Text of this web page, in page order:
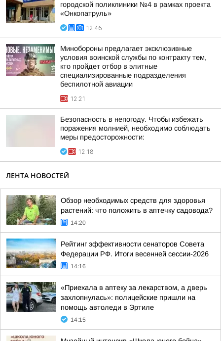
городской поликлиники №4 в рамках проекта
«Онкопатруль»
12:46
Минобороны предлагает эксклюзивные
условия воинской службы по контракту тем,
кто пройдет отбор в элитные
специализированные подразделения
беспилотной авиации
12:21
Безопасность в непогоду. Чтобы избежать
поражения молнией, необходимо соблюдать
меры предосторожности:
12:18
ЛЕНТА НОВОСТЕЙ
Обзор необходимых средств для здоровья
растений: что положить в аптечку садовода?
14:20
Рейтинг эффективности сенаторов Совета
Федерации РФ. Итоги весенней сессии-2026
14:16
«Приехала в аптеку за лекарством, а дверь
захлопнулась»: полицейские пришли на
помощь автоледи в Эртиле
14:15